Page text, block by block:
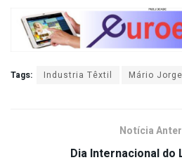
Tags: Industria Têxtil Mário
Notícia
Dia Internacional do